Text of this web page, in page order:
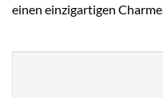
einen einzigartigen Charme.